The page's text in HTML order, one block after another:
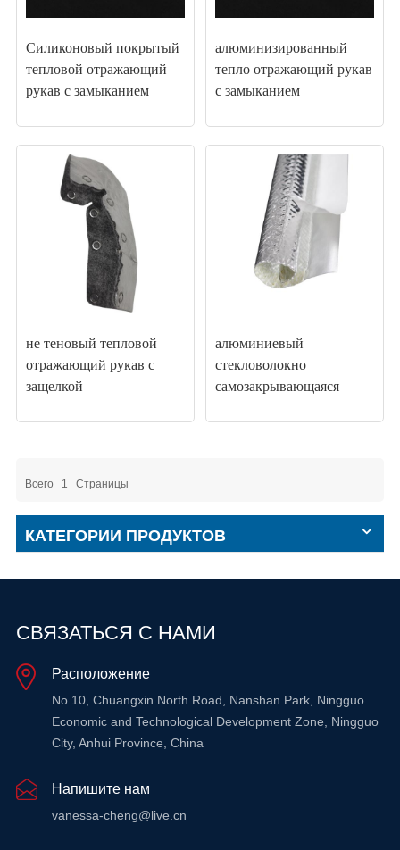
Силиконовый покрытый
тепловой отражающий
рукав с замыканием
алюминизированный
тепло отражающий рукав
с замыканием
не теновый тепловой
отражающий рукав с
защелкой
алюминиевый
стекловолокно
самозакрывающаяся
Всего 1 Страницы
КАТЕГОРИИ ПРОДУКТОВ
СВЯЗАТЬСЯ С НАМИ
Расположение
No.10, Chuangxin North Road, Nanshan Park, Ningguo
Economic and Technological Development Zone, Ningguo
City, Anhui Province, China
Напишите нам
vanessa-cheng@live.cn